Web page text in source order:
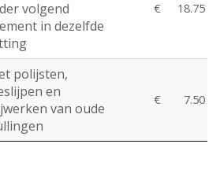
volgend
in dezelfde
€ 18.75
polijsten,
en
van oude
€ 7.50